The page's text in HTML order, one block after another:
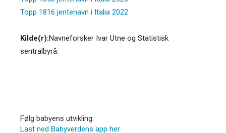
Topp 1816 jentenavn i Italia 2022
Kilde(r):Navneforsker Ivar Utne og Statistisk
sentralbyrå.
Følg babyens utvikling:
Last ned Babyverdens app her